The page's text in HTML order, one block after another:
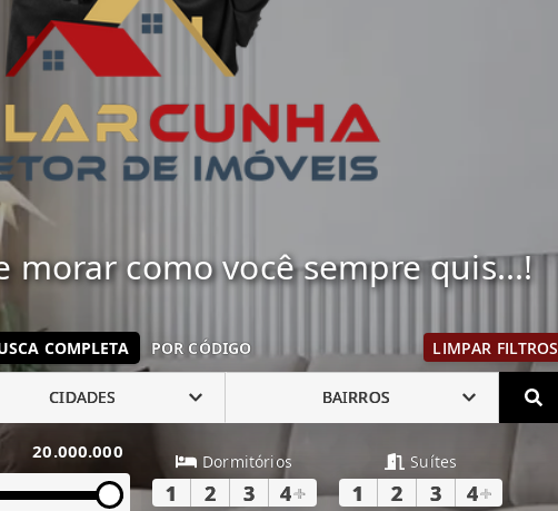
morar como você sempre quis...!
COMPLETA POR CÓDIGO LIMPAR FILTROS
CIDADES BAIRROS
20.000.000 Dormitórios
1 2 3 4+
Suítes
1 2 3 4+